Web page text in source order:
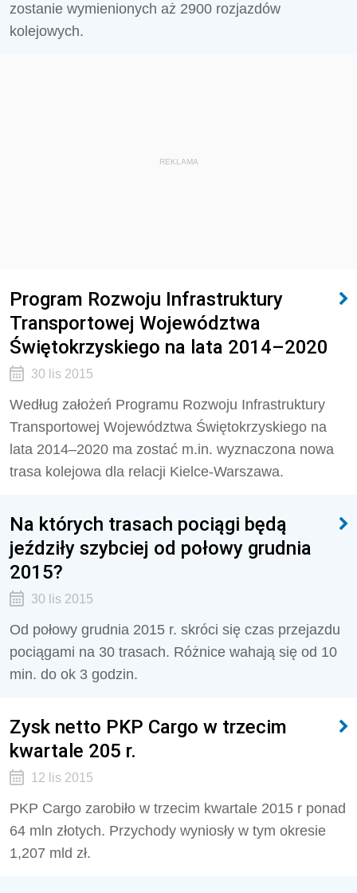
zostanie wymienionych aż 2900 rozjazdów
kolejowych.
REKLAMA
Program Rozwoju Infrastruktury
Transportowej Województwa
Świętokrzyskiego na lata 2014–2020
30 lis 2015
Według założeń Programu Rozwoju Infrastruktury
Transportowej Województwa Świętokrzyskiego na
lata 2014–2020 ma zostać m.in. wyznaczona nowa
trasa kolejowa dla relacji Kielce-Warszawa.
Na których trasach pociągi będą
jeździły szybciej od połowy grudnia
2015?
30 lis 2015
Od połowy grudnia 2015 r. skróci się czas przejazdu
pociągami na 30 trasach. Różnice wahają się od 10
min. do ok 3 godzin.
Zysk netto PKP Cargo w trzecim
kwartale 205 r.
12 lis 2015
PKP Cargo zarobiło w trzecim kwartale 2015 r ponad
64 mln złotych. Przychody wyniosły w tym okresie
1,207 mld zł.